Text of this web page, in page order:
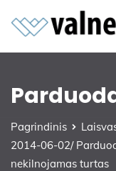
Pagrindinis
2014-06-02/
nekilnojamas turtas